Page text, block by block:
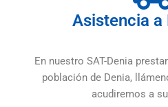
Asistencia
En nuestro SAT-Denia
población de Denia,
acudiremos a